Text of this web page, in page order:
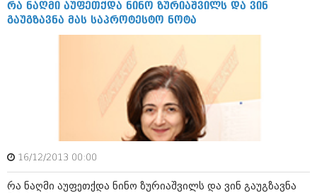
ნოემბერი 2009 (308)
ოქტომბერი 2009 (382)
ივლისი 2009 (118)
თებერვალი 0216 (1)
დეკემბერი 0215 (1)
ოქტომბერი 0215 (1)
აგვისტო 0215 (2)
აგვისტო 0212 (1)
ივნისი 0212 (2)
რა ნაღმი აუფეთქდა ნინო ზურიაშვილს და ვინ
გაუგზავნა მას საპროტესტო ნოტა
16/12/2013 00:00
რა ნაღმი აუფეთქდა ნინო ზურიაშვილს და ვინ გაუგზავნა